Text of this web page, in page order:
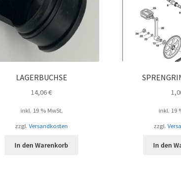
LAGERBUCHSE
14,06€
inkl. 19 % MwSt.
zzgl.Versandkosten
In den Warenkorb
inkl. 19
zzgl.
In den